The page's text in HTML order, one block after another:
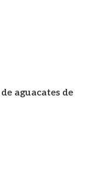
aguacates de